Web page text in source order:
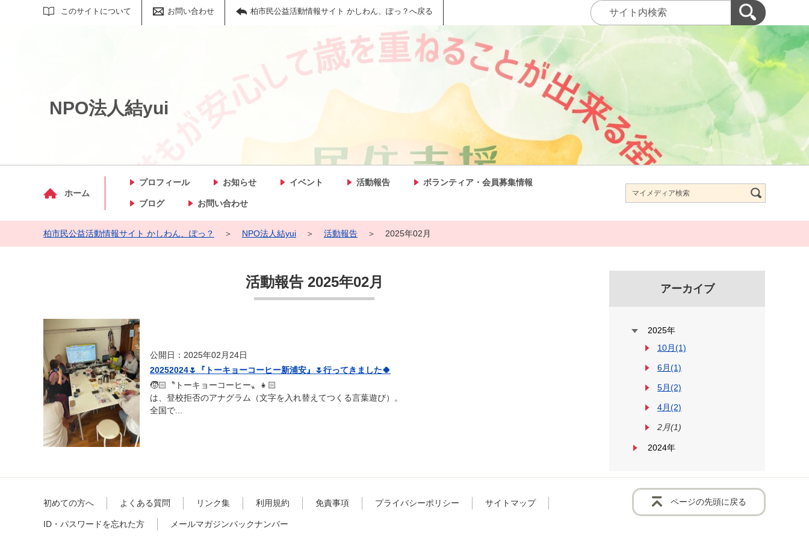
このサイトについて お問い合わせ 柏市民公益活動情報サイト かしわん、ぽっ？へ戻る
サイト内検索
NPO法人結yui
ホーム
プロフィール お知らせ イベント 活動報告 ボランティア・会員募集情報
ブログ お問い合わせ
マイメディア検索
柏市民公益活動情報サイト かしわん、ぽっ？ ＞ NPO法人結yui ＞ 活動報告 ＞ 2025年02月
活動報告 2025年02月
公開日：2025年02月24日
20252024🌷『トーキョーコーヒー新浦安』🌷行ってきました🍀
🧒🏻〝トーキョーコーヒー〟👧🏻
は、登校拒否のアナグラム（文字を入れ替えてつくる言葉遊び）。
全国で...
アーカイブ
2025年
10月(1)
6月(1)
5月(2)
4月(2)
2月(1)
2024年
ページの先頭に戻る
初めての方へ よくある質問 リンク集 利用規約 免責事項 プライバシーポリシー サイトマップ
ID・パスワードを忘れた方 メールマガジンバックナンバー